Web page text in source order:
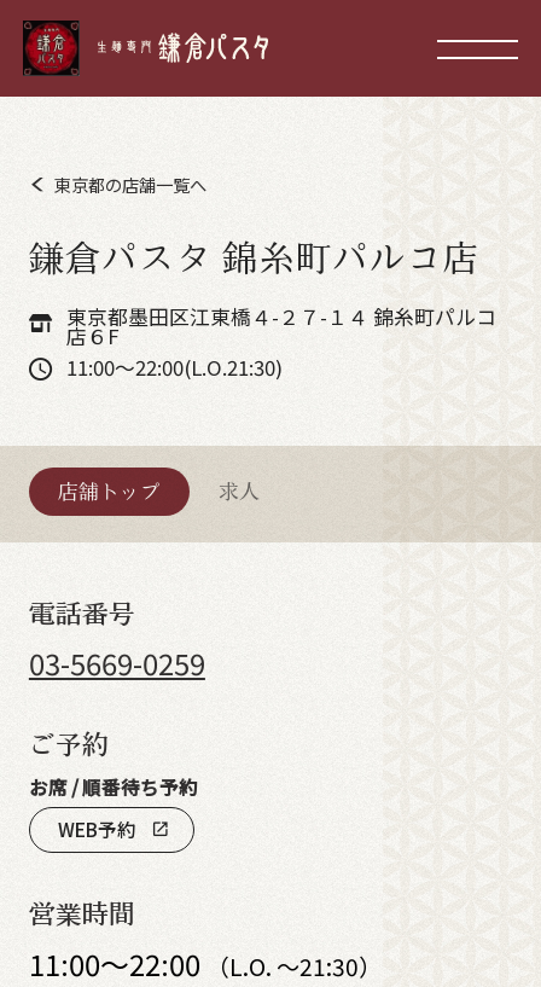
東京都の店舗一覧へ
鎌倉パスタ 錦糸町パルコ店
東京都墨田区江東橋４-２７-１４ 錦糸町パルコ
店６F
11:00～22:00(L.O.21:30)
店舗トップ 求人
電話番号
03-5669-0259
ご予約
お席 / 順番待ち予約
WEB予約
open_in_new
営業時間
11:00～22:00 （L.O. ～21:30）